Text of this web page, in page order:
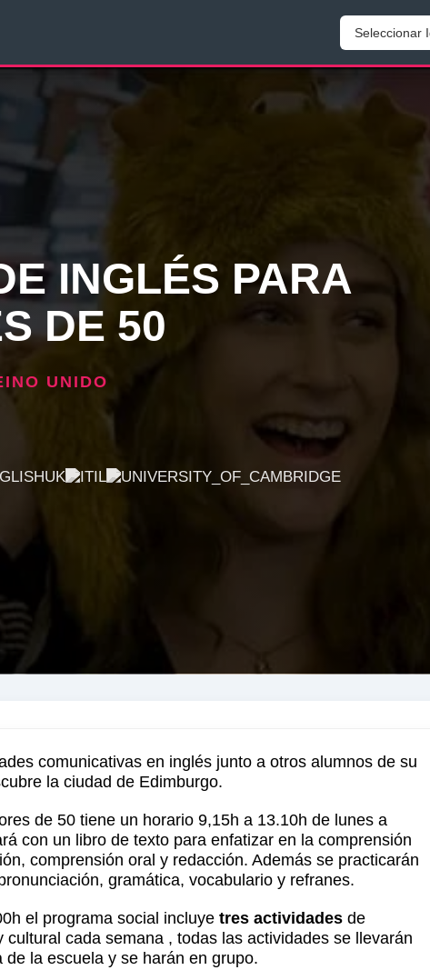
INGLÉS PARA
DE 50
UNIDO
comunicativas en inglés junto a otros alumnos de su
la ciudad de Edimburgo.
de 50 tiene un horario 9,15h a 13.10h de lunes a
con un libro de texto para enfatizar en la comprensión
comprensión oral y redacción. Además se practicarán
gramática, vocabulario y refranes.
el programa social incluye tres actividades de
cultural cada semana , todas las actividades se llevarán
de la escuela y se harán en grupo.